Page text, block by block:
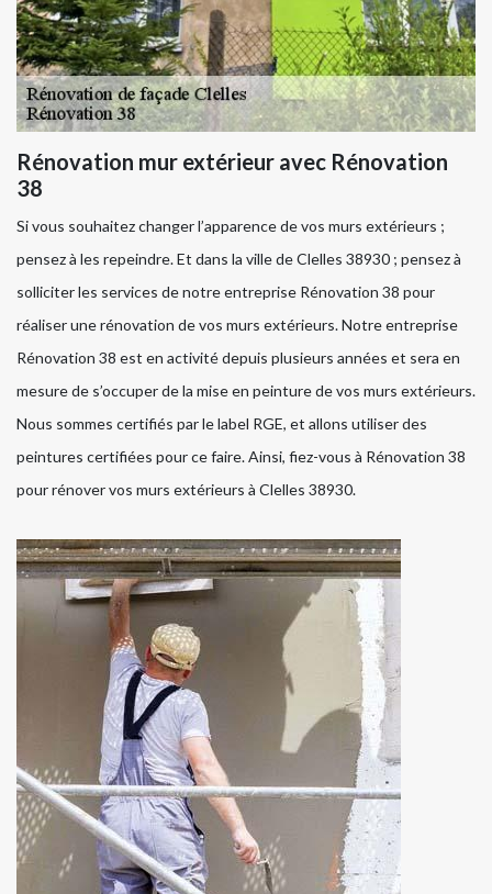
Rénovation mur extérieur avec Rénovation
38
Si vous souhaitez changer l’apparence de vos murs extérieurs ;
pensez à les repeindre. Et dans la ville de Clelles 38930 ; pensez à
solliciter les services de notre entreprise Rénovation 38 pour
réaliser une rénovation de vos murs extérieurs. Notre entreprise
Rénovation 38 est en activité depuis plusieurs années et sera en
mesure de s’occuper de la mise en peinture de vos murs extérieurs.
Nous sommes certifiés par le label RGE, et allons utiliser des
peintures certifiées pour ce faire. Ainsi, fiez-vous à Rénovation 38
pour rénover vos murs extérieurs à Clelles 38930.